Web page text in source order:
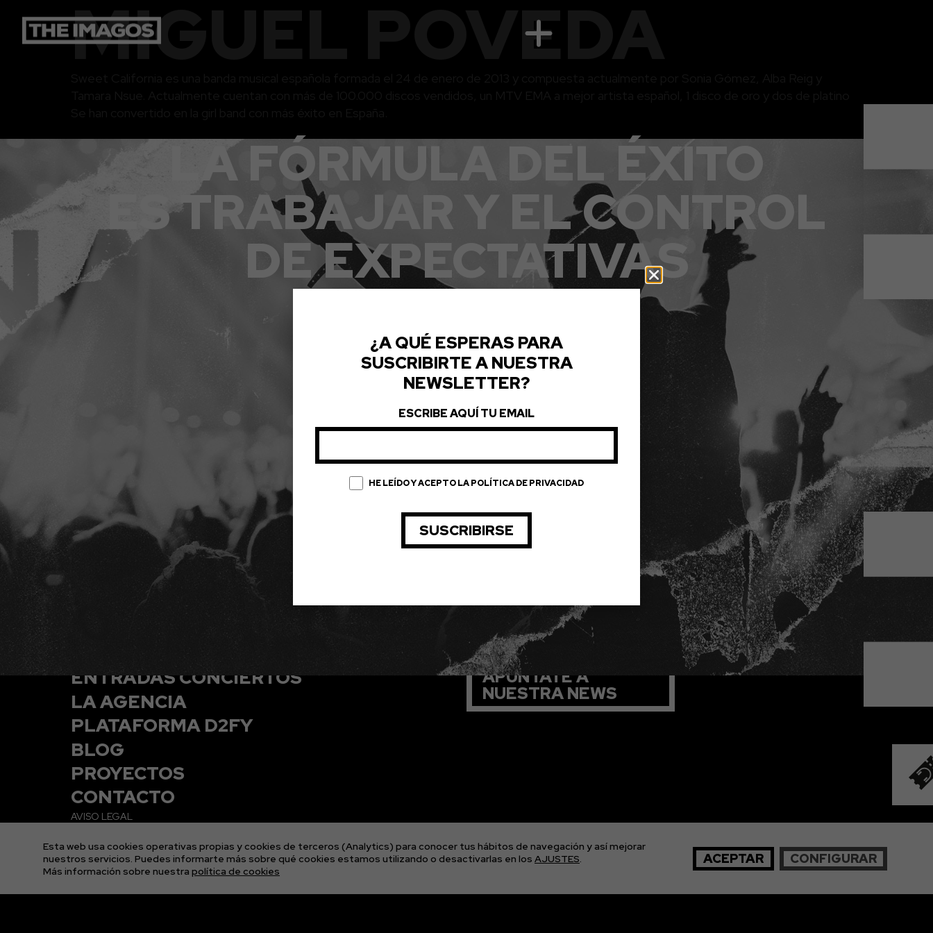
MIGUEL POVEDA
LA FÓRMULA DEL ÉXITO
ES TRABAJAR Y EL CONTROL
DE EXPECTATIVAS
ENTRADAS CONCIERTOS
LA AGENCIA
PLATAFORMA D2FY
BLOG
PROYECTOS
CONTACTO
AVISO LEGAL
POLÍTICA DE PRIVACIDAD
CONDICIONES GENERALES DE LAS ENTRADAS
APÚNTATE A
NUESTRA NEWS
Esta web usa cookies operativas propias y cookies de terceros (Analytics) para conocer tus hábitos de navegación y así mejorar
nuestros servicios. Puedes informarte más sobre qué cookies estamos utilizando o desactivarlas en los AJUSTES.
Más información sobre nuestra política de cookies
ACEPTAR CONFIGURAR
¿A QUÉ ESPERAS PARA
SUSCRIBIRTE A NUESTRA
NEWSLETTER?
ESCRIBE AQUÍ TU EMAIL
HE LEÍDO Y ACEPTO LA POLÍTICA DE PRIVACIDAD